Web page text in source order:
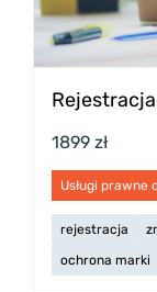
1899 zł
Usługi prawne
rejestracja
ochrona marki